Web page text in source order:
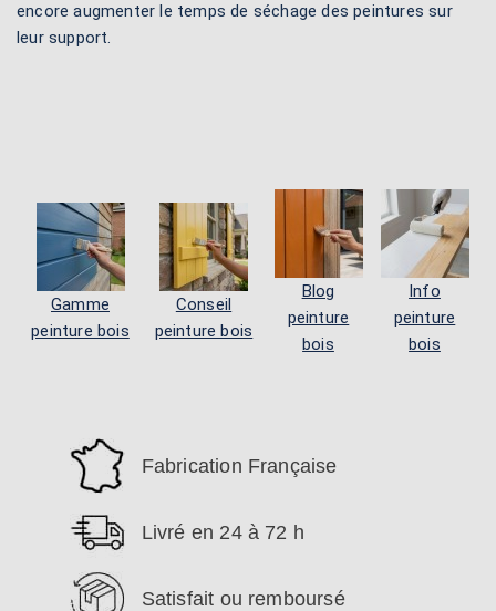
encore augmenter le temps de séchage des peintures sur
leur support.
Gamme
peinture bois
Conseil
peinture bois
Blog
peinture
bois
Info
peinture
bois
Fabrication Française
Livré en 24 à 72 h
Satisfait ou remboursé